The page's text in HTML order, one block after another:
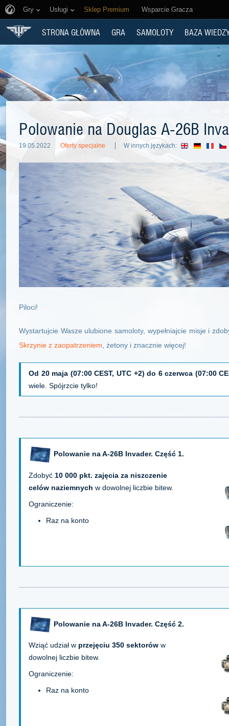
Gry Usługi Sklep Premium Wsparcie Gracza
STRONA GŁÓWNA GRA SAMOLOTY BAZA
Polowanie na Douglas A-26B
19.05.2022 Oferty specjalne W innych językach:
Piloci!
Wystartujcie Wasze ulubione samoloty, wypełniajcie misje i
Skrzynie z zaopatrzeniem, żetony i znacznie więcej!
Od 20 maja (07:00 CEST, UTC +2) do 6 czerwca (07:00
wiele. Spójrzcie tylko!
Polowanie na A-26B Invader. Część 1.
Zdobyć 10 000 pkt. zajęcia za niszczenie
celów naziemnych w dowolnej liczbie bitew.
Ograniczenie:
Raz na konto
Polowanie na A-26B Invader. Część 2.
Wziąć udział w przejęciu 350 sektorów w
dowolnej liczbie bitew.
Ograniczenie:
Raz na konto